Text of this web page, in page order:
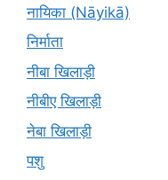
नायिका (Nāyikā)
निर्माता
नीबा खिलाड़ी
नीबीए खिलाड़ी
नेबा खिलाड़ी
पशु